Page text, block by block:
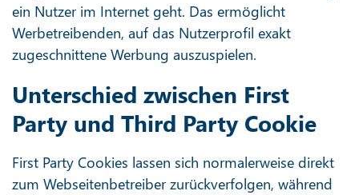
ein Nutzer im Internet geht. Das ermöglicht
Werbetreibenden, auf das Nutzerprofil exakt
zugeschnittene Werbung auszuspielen.
Unterschied zwischen First
Party und Third Party Cookie
First Party Cookies lassen sich normalerweise direkt
zum Webseitenbetreiber zurückverfolgen, während